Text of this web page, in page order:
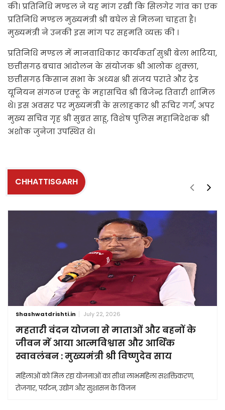
की। प्रतिनिधि मण्डल ने यह मांग रखी कि सिलगेर गांव का एक
प्रतिनिधि मण्डल मुख्यमंत्री श्री बघेल से मिलना चाहता है।
मुख्यमंत्री ने उनकी इस मांग पर सहमति व्यक्त की ।
प्रतिनिधि मण्डल में मानवाधिकार कार्यकर्ता सुश्री बेला भाटिया,
छत्तीसगढ़ बचाव आंदोलन के संयोजक श्री आलोक शुक्ला,
छत्तीसगढ़ किसान सभा के अध्यक्ष श्री संजय पराते और ट्रेड
यूनियन संगठन एक्टू के महासचिव श्री बिजेन्द्र तिवारी शामिल
थे। इस अवसर पर मुख्यमंत्री के सलाहकार श्री रूचिर गर्ग, अपर
मुख्य सचिव गृह श्री सुब्रत साहू, विशेष पुलिस महानिदेशक श्री
अशोक जुनेजा उपस्थित थे।
CHHATTISGARH
Shashwatdrishti.in July 22, 2026
महतारी वंदन योजना से माताओं और बहनों के
जीवन में आया आत्मविश्वास और आर्थिक
स्वावलंबन : मुख्यमंत्री श्री विष्णुदेव साय
महिलाओं को मिल रहा योजनाओं का सीधा लाभमहिला सशक्तिकरण,
रोजगार, पर्यटन, उद्योग और सुशासन के विजन